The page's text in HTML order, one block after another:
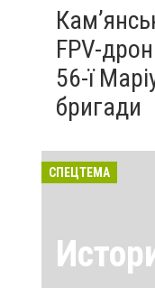
FPV-
56-ї
бригади
СПЕЦТЕМА